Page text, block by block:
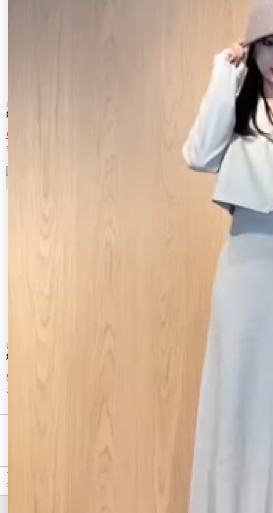
Ungrid
雑材デザインハット
5,005 円
30%OFF
Ungrid
起毛バケットハット
5,280 円
20%OFF
Quilting GGチェーン バケットハット
RESEXXY（リゼクシー）のハット、ウールミックスベルハットのアウトレット商品詳細情報。
カラーはブラック、ベージュから選べます。